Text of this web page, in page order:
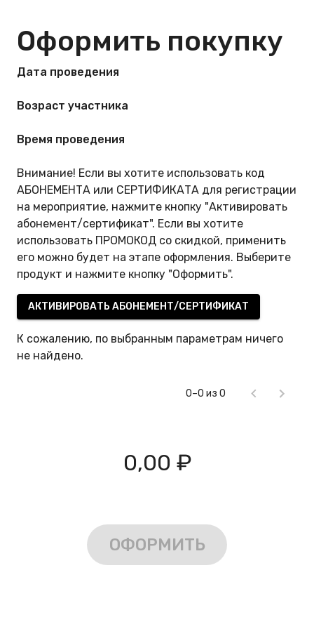
Оформить покупку
Дата проведения
Возраст участника
Время проведения
Внимание! Если вы хотите использовать код
АБОНЕМЕНТА или СЕРТИФИКАТА для регистрации
на мероприятие, нажмите кнопку "Активировать
абонемент/сертификат". Если вы хотите
использовать ПРОМОКОД со скидкой, применить
его можно будет на этапе оформления. Выберите
продукт и нажмите кнопку "Оформить".
АКТИВИРОВАТЬ АБОНЕМЕНТ/СЕРТИФИКАТ
К сожалению, по выбранным параметрам ничего
не найдено.
0–0 из 0
0,00 ₽
ОФОРМИТЬ